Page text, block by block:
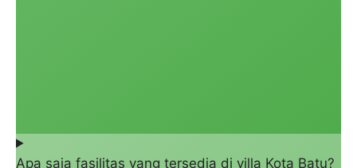
Apa saja fasilitas yang tersedia di villa Kota Batu?